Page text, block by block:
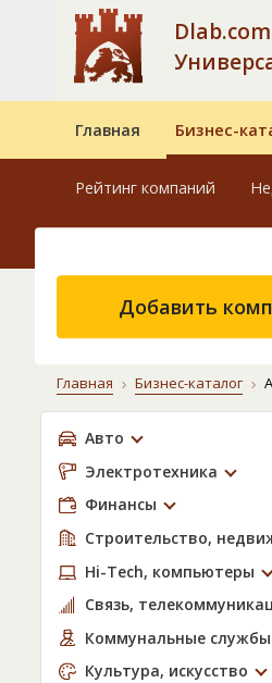
Главная Бизнес-
Рейтинг компаний
Добавить
Главная Бизнес-каталог
Авто
Электротехника
Финансы
Строительство,
Hi-Tech, компьютеры
Связь,
Коммунальные службы
Культура, искусство